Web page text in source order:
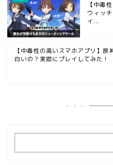
【中毒
ウィッ
イ...
【中毒性の高いスマホアプリ】原
白いの？実際にプレイしてみた！